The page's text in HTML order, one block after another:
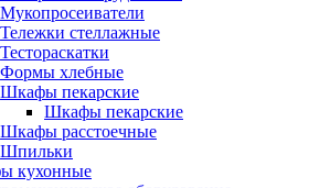
Мукопросеиватели
Тележки стеллажные
Тестораскатки
Формы хлебные
Шкафы пекарские
Шкафы пекарские
Шкафы расстоечные
Шпильки
кухонные